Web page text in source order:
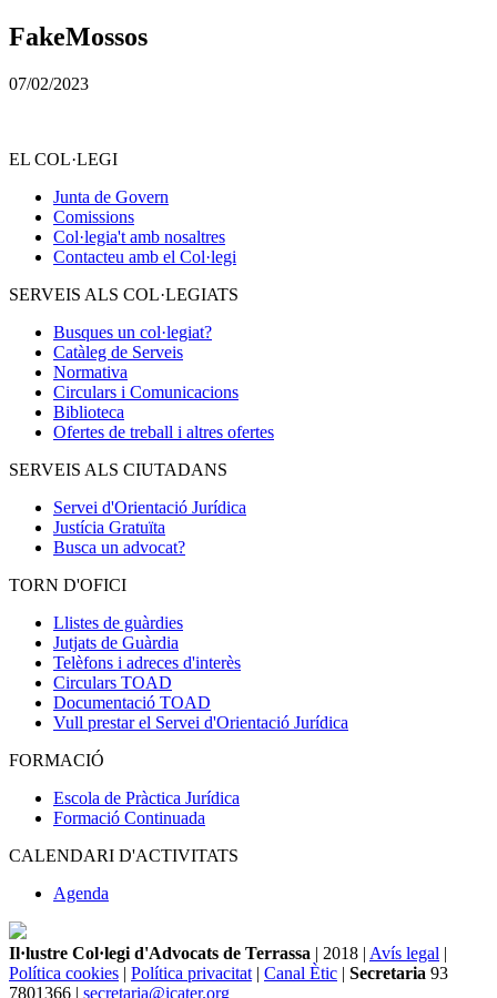
FakeMossos
07/02/2023
EL COL·LEGI
Junta de Govern
Comissions
Col·legia't amb nosaltres
Contacteu amb el Col·legi
SERVEIS ALS COL·LEGIATS
Busques un col·legiat?
Catàleg de Serveis
Normativa
Circulars i Comunicacions
Biblioteca
Ofertes de treball i altres ofertes
SERVEIS ALS CIUTADANS
Servei d'Orientació Jurídica
Justícia Gratuïta
Busca un advocat?
TORN D'OFICI
Llistes de guàrdies
Jutjats de Guàrdia
Telèfons i adreces d'interès
Circulars TOAD
Documentació TOAD
Vull prestar el Servei d'Orientació Jurídica
FORMACIÓ
Escola de Pràctica Jurídica
Formació Continuada
CALENDARI D'ACTIVITATS
Agenda
Il·lustre Col·legi d'Advocats de Terrassa | 2018 | Avís legal |
Política cookies | Política privacitat | Canal Ètic | Secretaria 93
7801366 | secretaria@icater.org